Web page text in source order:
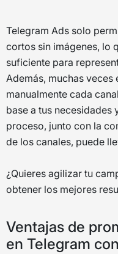
Telegram Ads solo
cortos sin imágenes, lo
suficiente para
Además, muchas
manualmente cada
base a tus necesidades
proceso, junto con la
de los canales, puede
¿Quieres agilizar tu
obtener los mejores
Ventajas de
en Telegram